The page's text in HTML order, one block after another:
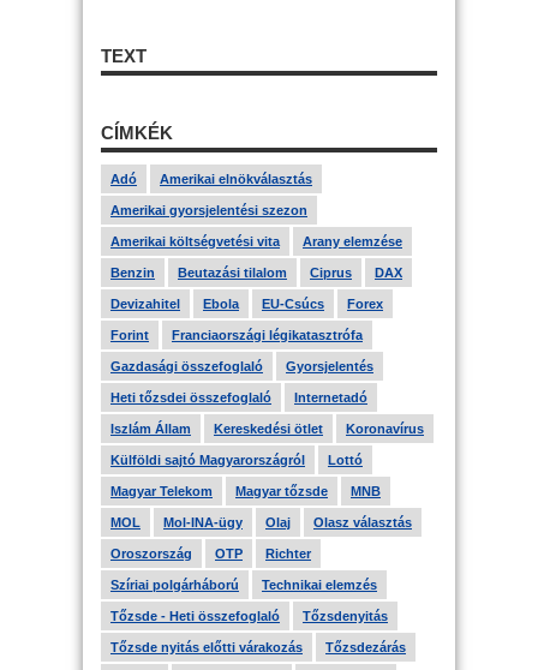
TEXT
CÍMKÉK
Adó Amerikai elnökválasztás
Amerikai gyorsjelentési szezon
Amerikai költségvetési vita Arany elemzése
Benzin Beutazási tilalom Ciprus DAX
Devizahitel Ebola EU-Csúcs Forex
Forint Franciaországi légikatasztrófa
Gazdasági összefoglaló Gyorsjelentés
Heti tőzsdei összefoglaló Internetadó
Iszlám Állam Kereskedési ötlet Koronavírus
Külföldi sajtó Magyarországról Lottó
Magyar Telekom Magyar tőzsde MNB
MOL Mol-INA-ügy Olaj Olasz választás
Oroszország OTP Richter
Szíriai polgárháború Technikai elemzés
Tőzsde - Heti összefoglaló Tőzsdenyitás
Tőzsde nyitás előtti várakozás Tőzsdezárás